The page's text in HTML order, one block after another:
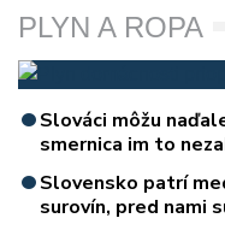
PLYN A ROPA
Slováci môžu
smernica im to
Slovensko patrí
surovín, pred nami